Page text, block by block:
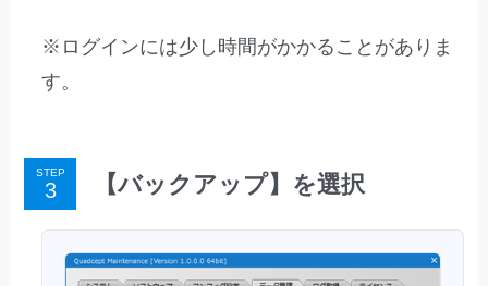
※ログインには少し時間がかかることがありま
す。
STEP 【バックアップ】を選択